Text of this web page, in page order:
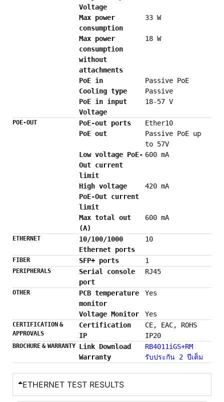
Voltage
Max power
consumption
33 W
Max power
consumption
without
attachments
18 W
PoE in
Passive PoE
Cooling type
Passive
PoE in input
Voltage
18-57 V
POE-OUT PoE-out ports
Ether10
PoE out
Passive PoE up
to 57V
Low voltage PoE-
Out current
limit
600 mA
High voltage
PoE-Out current
limit
420 mA
Max total out
(A)
600 mA
ETHERNET
10/100/1000
Ethernet ports
10
FIBER SFP+ ports 1
PERIPHERALS
Serial console
port
RJ45
OTHER
PCB temperature
monitor
Yes
Voltage Monitor Yes
CERTIFICATION &
APPROVALS
Certification
CE, EAC, ROHS
IP
IP20
BROCHURE & WARRANTY Link Download
RB4011iGS+RM
Warranty
รับประกัน 2 ปีเต็ม
ETHERNET TEST RESULTS